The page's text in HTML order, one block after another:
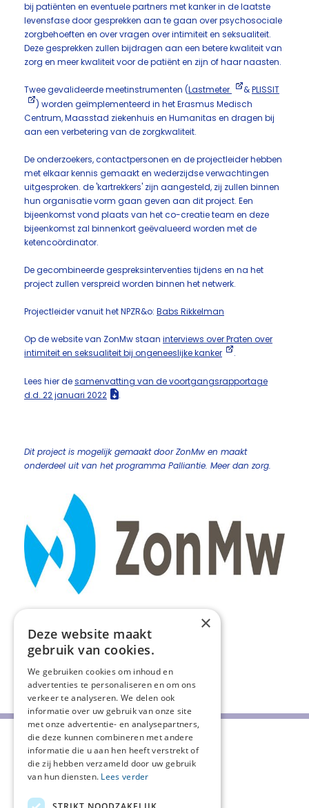
bij patiënten en eventuele partners met kanker in de laatste
levensfase door gesprekken aan te gaan over psychosociale
zorgbehoeften en over vragen over intimiteit en seksualiteit.
Deze gesprekken zullen bijdragen aan een betere kwaliteit van
zorg en meer kwaliteit voor de patiënt en zijn of haar naasten.
Twee gevalideerde meetinstrumenten (Lastmeter &PLISSIT
) worden geïmplementeerd in het Erasmus Medisch
Centrum, Maasstad ziekenhuis en Humanitas en dragen bij
aan een verbetering van de zorgkwaliteit.
De onderzoekers, contactpersonen en de projectleider hebben
met elkaar kennis gemaakt en wederzijdse verwachtingen
uitgesproken. de 'kartrekkers' zijn aangesteld, zij zullen binnen
hun organisatie vorm gaan geven aan dit project. Een
bijeenkomst vond plaats van het co-creatie team en deze
bijeenkomst zal binnenkort geëvalueerd worden met de
ketencoördinator.
De gecombineerde gespreksinterventies tijdens en na het
project zullen verspreid worden binnen het netwerk.
Projectleider vanuit het NPZR&o: Babs Rikkelman
Op de website van ZonMw staan interviews over Praten over
intimiteit en seksualiteit bij ongeneeslijke kanker
.
Lees hier desamenvatting van de voortgangsrapportage
d.d. 22 januari 2022
.
Dit project is mogelijk gemaakt door ZonMw en maakt
onderdeel uit van het programma Palliantie. Meer dan zorg.
Deel deze pagina:
×
Deze website maakt
gebruik van cookies.
We gebruiken cookies om inhoud en
advertenties te personaliseren en om ons
verkeer te analyseren. We delen ook
informatie over uw gebruik van onze site
met onze advertentie- en analysepartners,
die deze kunnen combineren met andere
informatie die u aan hen heeft verstrekt of
die zij hebben verzameld door uw gebruik
van hun diensten. Lees verder